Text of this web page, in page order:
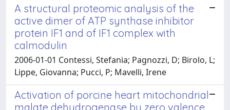
A structural proteomic analysis of the
active dimer of ATP synthase inhibitor
protein IF1 and of IF1 complex with
calmodulin
2006-01-01 Contessi, Stefania; Pagnozzi, D; Birolo, L;
Lippe, Giovanna; Pucci, P; Mavelli, Irene
Activation of porcine heart mitochondrial
malate dehydrogenase by zero valence